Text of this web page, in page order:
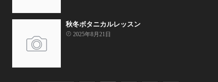
秋冬ボタニカルレッスン
2025年8月21日